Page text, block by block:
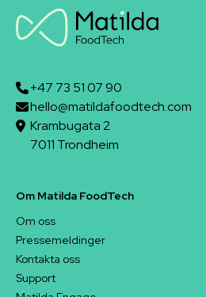
+47 73 51 07 90
hello@matildafoodtech.com
Krambugata 2
7011 Trondheim
Om Matilda FoodTech
Om oss
Pressemeldinger
Kontakta oss
Support